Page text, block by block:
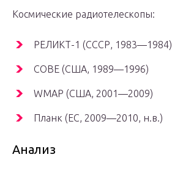
Космические радиотелескопы:
РЕЛИКТ-1 (СССР, 1983—1984)
COBE (США, 1989—1996)
WMAP (США, 2001—2009)
Планк (ЕС, 2009—2010, н.в.)
Анализ